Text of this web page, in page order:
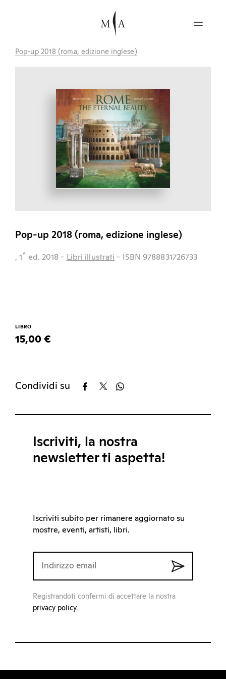
Pop-up 2018 (roma, edizione inglese)
Pop-up 2018 (roma, edizione inglese)
, 1^ ed. 2018 - Libri illustrati - ISBN 9788831726733
LIBRO
15,00 €
Condividi su
Iscriviti, la nostra
newsletter ti aspetta!
Iscriviti subito per rimanere aggiornato su
mostre, eventi, artisti, libri.
Registrandoti confermi di accettare la nostra
privacy policy.